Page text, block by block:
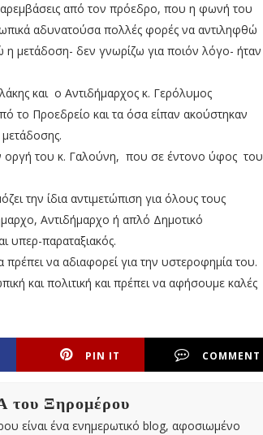
από τον πρόεδρο, που η φωνή του
αδυνατούσα πολλές φορές να αντιληφθώ
η μετάδοση- δεν γνωρίζω για ποιόν λόγο- ήταν
και ο Αντιδήμαρχος κ. Γερόλυμος
το Προεδρείο και τα όσα είπαν ακούστηκαν
του κ. Γαλούνη, που σε έντονο ύφος του
την ίδια αντιμετώπιση για όλους τους
Αντιδήμαρχο ή απλό Δημοτικό
υπερ-παραταξιακός.
να αδιαφορεί για την υστεροφημία του.
και πολιτική και πρέπει να αφήσουμε καλές
PIN IT COMMENT
του Ξηρομέρου
είναι ένα ενημερωτικό blog, αφοσιωμένο